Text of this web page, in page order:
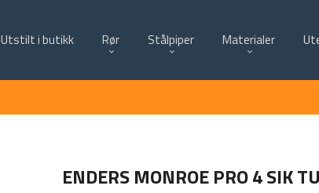
Utstilt i butikk Rør Stålpiper Materialer
ENDERS MONROE PRO 4 SIK